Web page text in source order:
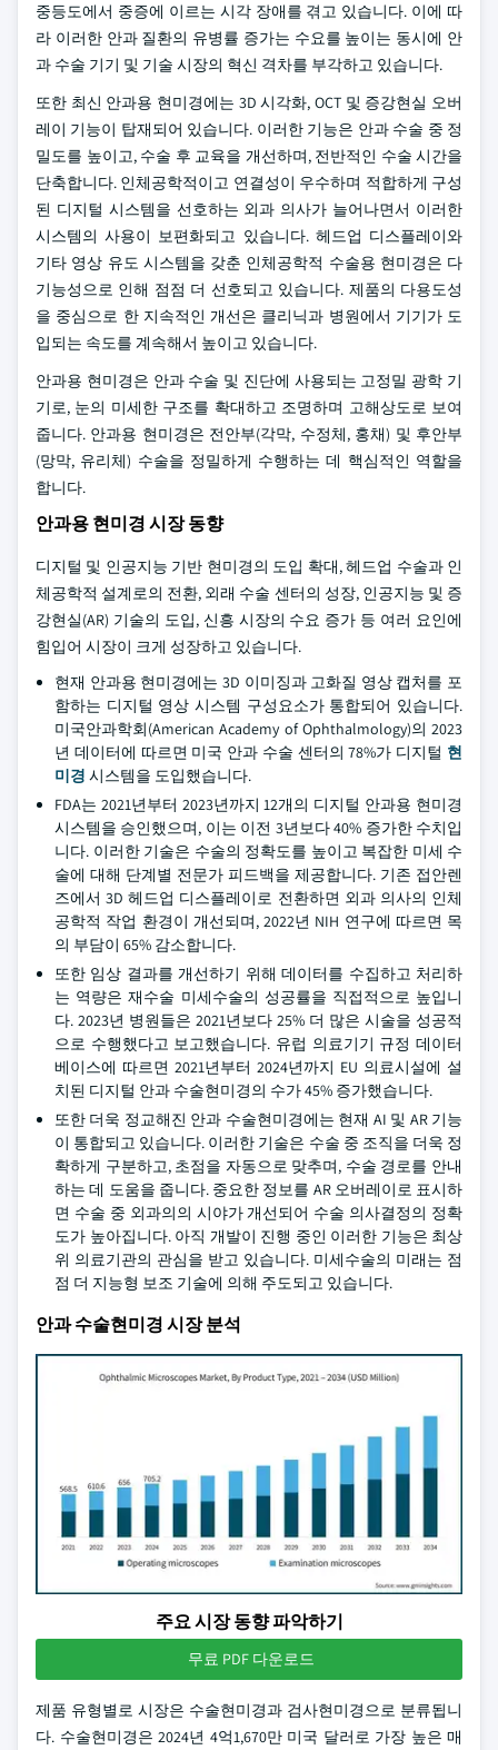
중등도에서 중증에 이르는 시각 장애를 겪고 있습니다. 이에 따
라 이러한 안과 질환의 유병률 증가는 수요를 높이는 동시에 안
과 수술 기기 및 기술 시장의 혁신 격차를 부각하고 있습니다.
또한 최신 안과용 현미경에는 3D 시각화, OCT 및 증강현실 오버
레이 기능이 탑재되어 있습니다. 이러한 기능은 안과 수술 중 정
밀도를 높이고, 수술 후 교육을 개선하며, 전반적인 수술 시간을
단축합니다. 인체공학적이고 연결성이 우수하며 적합하게 구성
된 디지털 시스템을 선호하는 외과 의사가 늘어나면서 이러한
시스템의 사용이 보편화되고 있습니다. 헤드업 디스플레이와
기타 영상 유도 시스템을 갖춘 인체공학적 수술용 현미경은 다
기능성으로 인해 점점 더 선호되고 있습니다. 제품의 다용도성
을 중심으로 한 지속적인 개선은 클리닉과 병원에서 기기가 도
입되는 속도를 계속해서 높이고 있습니다.
안과용 현미경은 안과 수술 및 진단에 사용되는 고정밀 광학 기
기로, 눈의 미세한 구조를 확대하고 조명하며 고해상도로 보여
줍니다. 안과용 현미경은 전안부(각막, 수정체, 홍채) 및 후안부
(망막, 유리체) 수술을 정밀하게 수행하는 데 핵심적인 역할을
합니다.
안과용 현미경 시장 동향
디지털 및 인공지능 기반 현미경의 도입 확대, 헤드업 수술과 인
체공학적 설계로의 전환, 외래 수술 센터의 성장, 인공지능 및 증
강현실(AR) 기술의 도입, 신흥 시장의 수요 증가 등 여러 요인에
힘입어 시장이 크게 성장하고 있습니다.
현재 안과용 현미경에는 3D 이미징과 고화질 영상 캡처를 포
함하는 디지털 영상 시스템 구성요소가 통합되어 있습니다.
미국안과학회(American Academy of Ophthalmology)의 2023
년 데이터에 따르면 미국 안과 수술 센터의 78%가 디지털 현
미경 시스템을 도입했습니다.
FDA는 2021년부터 2023년까지 12개의 디지털 안과용 현미경
시스템을 승인했으며, 이는 이전 3년보다 40% 증가한 수치입
니다. 이러한 기술은 수술의 정확도를 높이고 복잡한 미세 수
술에 대해 단계별 전문가 피드백을 제공합니다. 기존 접안렌
즈에서 3D 헤드업 디스플레이로 전환하면 외과 의사의 인체
공학적 작업 환경이 개선되며, 2022년 NIH 연구에 따르면 목
의 부담이 65% 감소합니다.
또한 임상 결과를 개선하기 위해 데이터를 수집하고 처리하
는 역량은 재수술 미세수술의 성공률을 직접적으로 높입니
다. 2023년 병원들은 2021년보다 25% 더 많은 시술을 성공적
으로 수행했다고 보고했습니다. 유럽 의료기기 규정 데이터
베이스에 따르면 2021년부터 2024년까지 EU 의료시설에 설
치된 디지털 안과 수술현미경의 수가 45% 증가했습니다.
또한 더욱 정교해진 안과 수술현미경에는 현재 AI 및 AR 기능
이 통합되고 있습니다. 이러한 기술은 수술 중 조직을 더욱 정
확하게 구분하고, 초점을 자동으로 맞추며, 수술 경로를 안내
하는 데 도움을 줍니다. 중요한 정보를 AR 오버레이로 표시하
면 수술 중 외과의의 시야가 개선되어 수술 의사결정의 정확
도가 높아집니다. 아직 개발이 진행 중인 이러한 기능은 최상
위 의료기관의 관심을 받고 있습니다. 미세수술의 미래는 점
점 더 지능형 보조 기술에 의해 주도되고 있습니다.
안과 수술현미경 시장 분석
주요 시장 동향 파악하기
무료 PDF 다운로드
제품 유형별로 시장은 수술현미경과 검사현미경으로 분류됩니
다. 수술현미경은 2024년 4억1,670만 미국 달러로 가장 높은 매